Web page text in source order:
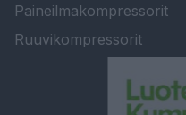
Paineilmakompressorit
Ruuvikompressorit